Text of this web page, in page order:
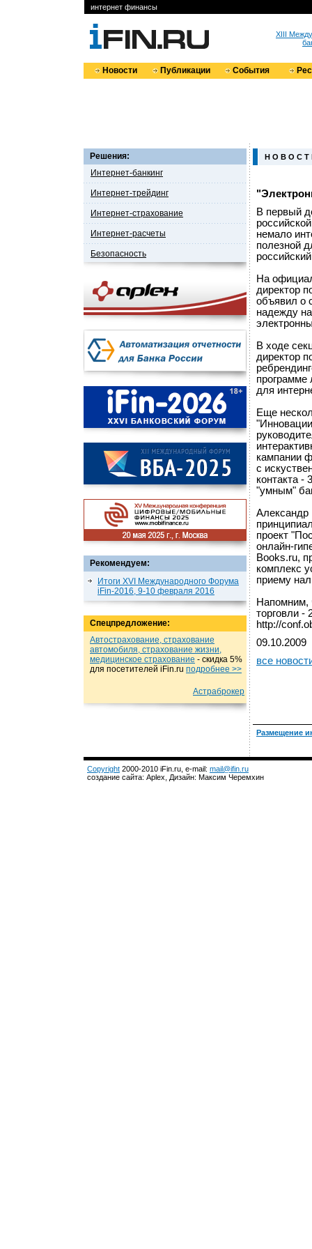
интернет финансы
XIII
Новости Публикации События
Решения:
Интернет-банкинг
Интернет-трейдинг
Интернет-страхование
Интернет-расчеты
Безопасность
Рекомендуем:
Итоги XVI Международного Форума
iFin-2016, 9-10 февраля 2016
Спецпредложение:
Автострахование, страхование
автомобиля, страхование жизни,
медицинское страхование - cкидка 5%
для посетителей iFin.ru подробнеe >>
Астраброкер
Н О В О С Т
В первый
немало
полезной
На
директор
объявил о
надежду
В ходе
директор
программе
для
Еще
кампании
с
контакта -
"умным"
Александр
проект
онлайн-
Books.ru,
комплекс
приему
Напомним,
торговли -
http://
09.10.2009
все
Размещение
Copyright 2000-2010 iFin.ru, e-mail: mail@ifin.ru
создание сайта: Aplex, Дизайн: Максим Черемхин